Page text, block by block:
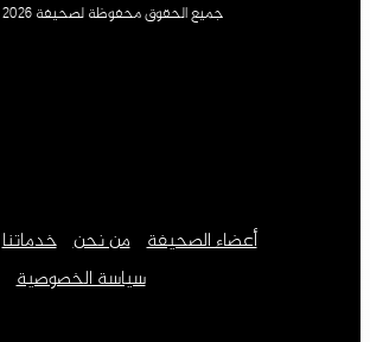
جميع الحقوق محفوظة لصحيفة 2026 ©
أعضاء الصحيفة من نحن خدماتنا
سياسة الخصوصية